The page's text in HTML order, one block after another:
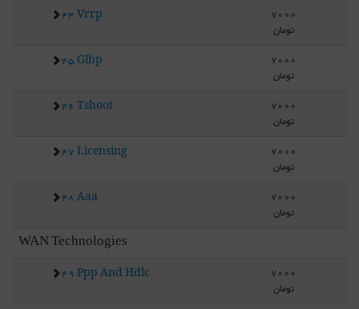
44 Vrrp
7000
تومان
45 Glbp
7000
تومان
46 Tshoot
7000
تومان
47 Licensing
7000
تومان
48 Aaa
7000
تومان
WAN Technologies
49 Ppp And Hdlc
7000
تومان